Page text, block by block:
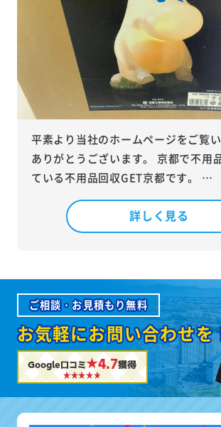
平素より当社のホームページをご覧
ありがとうございます。 京都で不用
ている不用品回収GET京都です。 …
詳しく見る
ご相談・お見積もり無料
お気軽にお問い合わせを
Google口コミ★4.7獲得